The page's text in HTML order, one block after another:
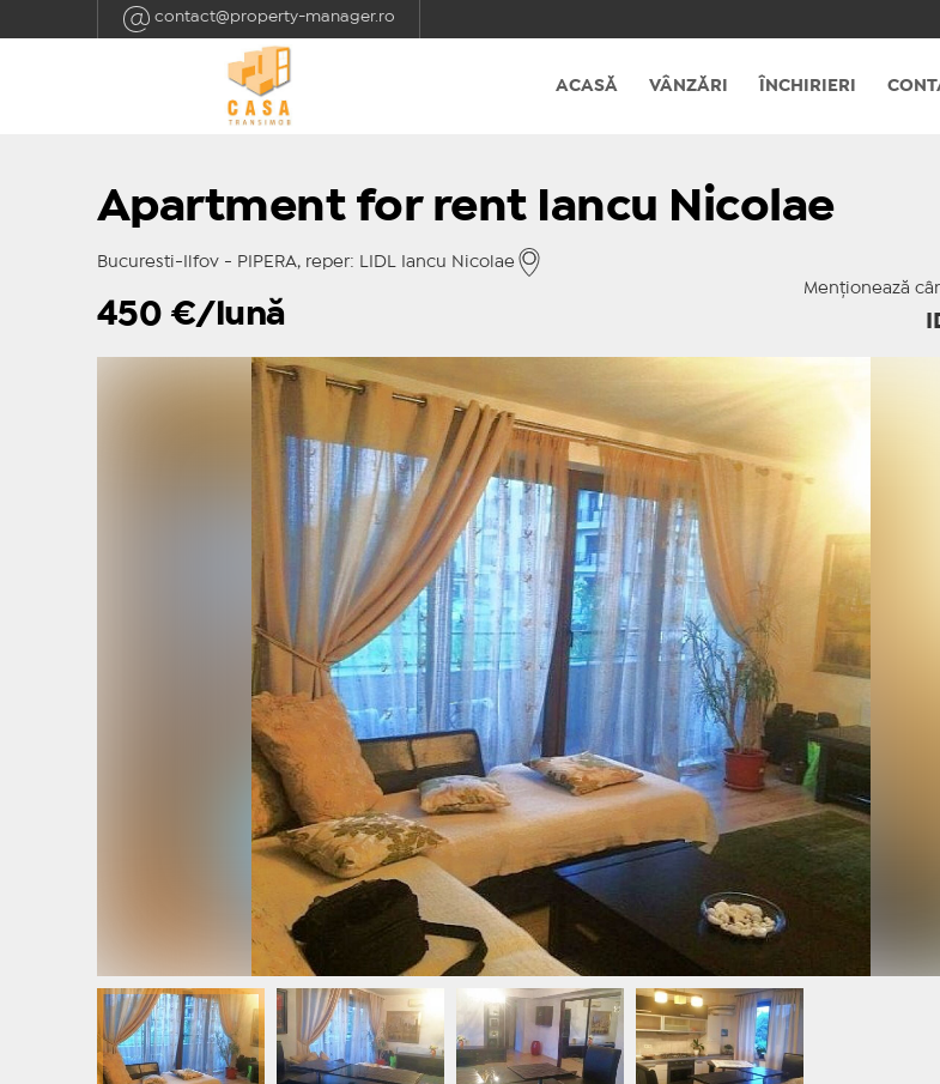
contact@property-manager.ro
ACASĂ VÂNZĂRI ÎNCHIRIERI
Apartment for rent Iancu Nicolae
Bucuresti-Ilfov - PIPERA, reper: LIDL Iancu Nicolae
Menționează
450 €/lună